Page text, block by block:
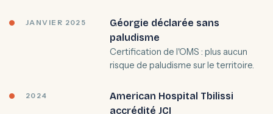
JANVIER 2025
Géorgie déclarée sans
paludisme
Certification de l'OMS : plus aucun
risque de paludisme sur le territoire.
2024
American Hospital Tbilissi
accrédité JCI